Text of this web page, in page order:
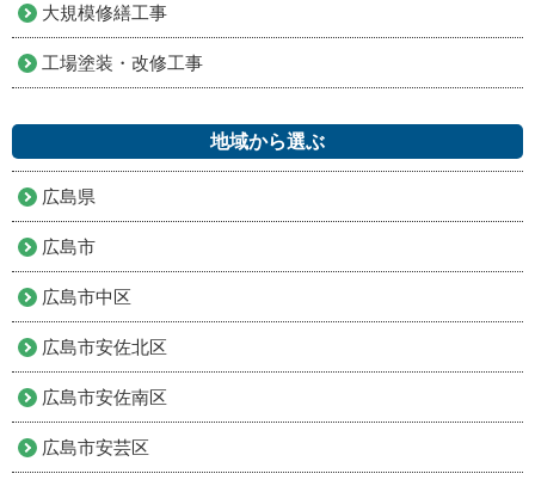
大規模修繕工事
工場塗装・改修工事
地域から選ぶ
広島県
広島市
広島市中区
広島市安佐北区
広島市安佐南区
広島市安芸区